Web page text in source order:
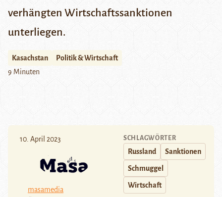
verhängten Wirtschaftssanktionen
unterliegen.
Kasachstan
Politik & Wirtschaft
9 Minuten
10. April 2023
masamedia
SCHLAGWÖRTER
Russland Sanktionen
Schmuggel
Wirtschaft